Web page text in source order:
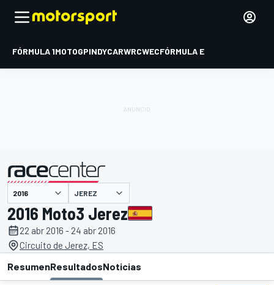
FÓRMULA 1MOTOGPINDYCARWRCWECFÓRMULA E
presentado por JEREZ
2016 Moto3 Jerez
22 abr 2016 - 24 abr 2016
Circuito de Jerez, ES
ResumenResultadosNoticias